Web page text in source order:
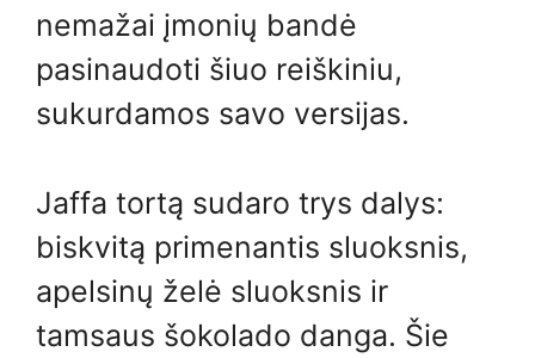
nemažai įmonių bandė
pasinaudoti šiuo reiškiniu,
sukurdamos savo versijas.
Jaffa tortą sudaro trys dalys:
biskvitą primenantis sluoksnis,
apelsinų želė sluoksnis ir
tamsaus šokolado danga. Šie